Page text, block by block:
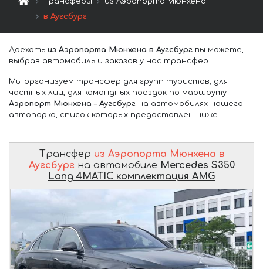
в Аугсбург
Доехать из Аэропорта Мюнхена в Аугсбург вы можете,
выбрав автомобиль и заказав у нас трансфер.
Мы организуем трансфер для групп туристов, для
частных лиц, для командных поездок по маршруту
Аэропорт Мюнхена – Аугсбург на автомобилях нашего
автопарка, список которых предоставлен ниже.
Трансфер из Аэропорта Мюнхена в
Аугсбург на автомобиле Mercedes S350
Long 4MATIC комплектация AMG